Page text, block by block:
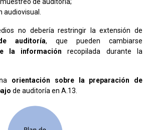
audiovisual.
no debería restringir la extensión de
auditoría, que pueden cambiarse
la información recopilada durante la
orientación sobre la preparación de
de auditoría en A.13.